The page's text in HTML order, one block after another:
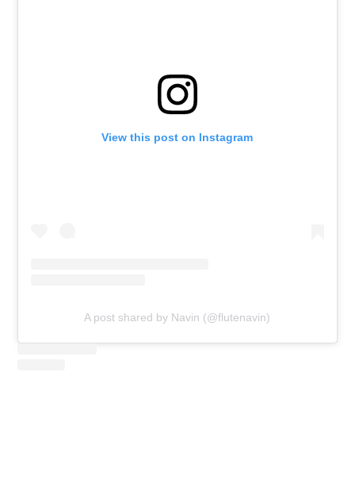
View this post on Instagram
A post shared by Navin (@flutenavin)